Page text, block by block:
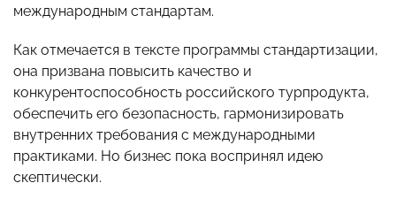
международным стандартам.
Как отмечается в тексте программы стандартизации,
она призвана повысить качество и
конкурентоспособность российского турпродукта,
обеспечить его безопасность, гармонизировать
внутренних требования с международными
практиками. Но бизнес пока воспринял идею
скептически.